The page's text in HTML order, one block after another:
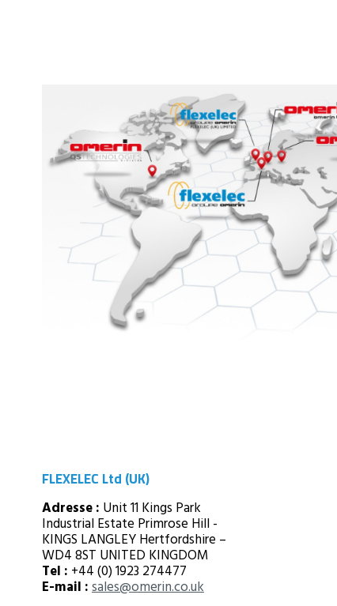
FLEXELEC Ltd (UK)
Adresse : Unit 11 Kings Park
Industrial Estate Primrose Hill -
KINGS LANGLEY Hertfordshire –
WD4 8ST UNITED KINGDOM
Tel : +44 (0) 1923 274477
E-mail : sales@omerin.co.uk